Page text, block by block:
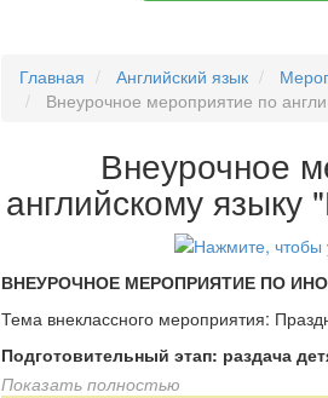
Главная Английский язык
Внеурочное мероприятие по
Внеурочное
английскому языку
ВНЕУРОЧНОЕ МЕРОПРИЯТИЕ ПО
Тема внеклассного мероприятия:
Подготовительный этап: раздача
дней до мероприятия
Показать полностью